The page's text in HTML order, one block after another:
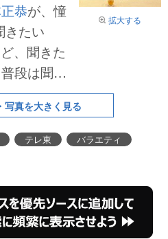
拡大する
恭が、憧
きたい
、聞きた
段は聞け
び出す。
写真を大きく見る
テレ東
バラエティ